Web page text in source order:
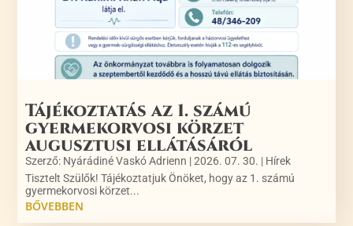
Tájékoztatás az 1. számú
gyermekorvosi körzet
augusztusi ellátásáról
Szerző: Nyárádiné Vaskó Adrienn |2026. 07. 30. | Hírek
Tisztelt Szülők! Tájékoztatjuk Önöket, hogy az 1. számú
gyermekorvosi körzet...
BŐVEBBEN